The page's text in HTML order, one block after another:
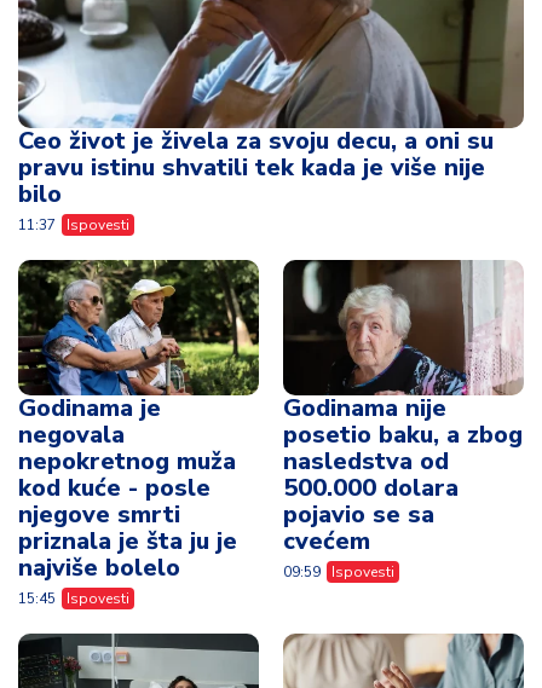
Ceo život je živela za svoju decu, a oni su
pravu istinu shvatili tek kada je više nije
bilo
11:37 Ispovesti
Godinama je
negovala
nepokretnog muža
kod kuće - posle
njegove smrti
priznala je šta ju je
najviše bolelo
15:45 Ispovesti
Godinama nije
posetio baku, a zbog
nasledstva od
500.000 dolara
pojavio se sa
cvećem
09:59 Ispovesti